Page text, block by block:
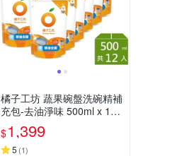
橘子工坊 蔬果碗盤洗碗精補
充包-去油淨味 500ml x 12
包/箱
$1,399
5 (1)